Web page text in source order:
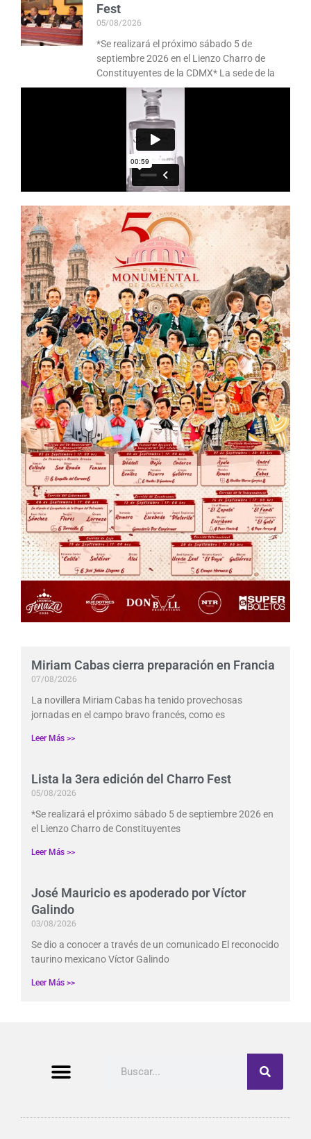
Miriam Cabas cierra preparación en Francia
07/08/2026
La novillera Miriam Cabas ha tenido provechosas
jornadas en el campo bravo francés, como es
Leer Más >>
Lista la 3era edición del Charro Fest
05/08/2026
*Se realizará el próximo sábado 5 de septiembre 2026 en
el Lienzo Charro de Constituyentes
Leer Más >>
José Mauricio es apoderado por Víctor
Galindo
03/08/2026
Se dio a conocer a través de un comunicado El reconocido
taurino mexicano Víctor Galindo
Leer Más >>
Fest
05/08/2026
*Se realizará el próximo sábado 5 de
septiembre 2026 en el Lienzo Charro de
Constituyentes de la CDMX* La sede de la